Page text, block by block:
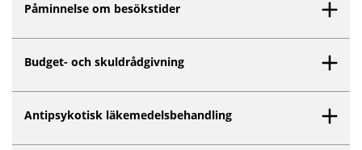
Påminnelse om besökstider
Budget- och skuldrådgivning
Antipsykotisk läkemedelsbehandling